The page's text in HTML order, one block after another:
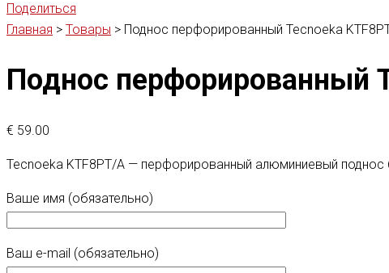
Поделиться
Главная > Товары > Поднос перфорированный Tecnoeka
Поднос перфорированный
€ 59.00
Tecnoeka KTF8PT/A — перфорированный алюминиевый поднос
Ваше имя (обязательно)
Ваш e-mail (обязательно)